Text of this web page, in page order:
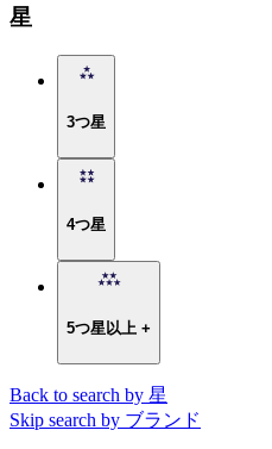
星
3つ星
4つ星
5つ星以上 +
Back to search by 星
Skip search by ブランド